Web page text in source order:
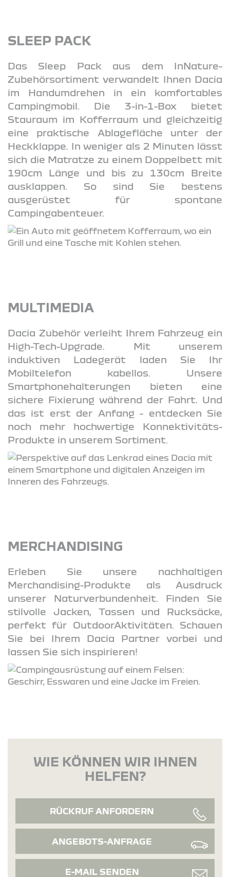
SLEEP PACK
Das Sleep Pack aus dem InNature-
Zubehörsortiment verwandelt Ihnen Dacia
im Handumdrehen in ein komfortables
Campingmobil. Die 3-in-1-Box bietet
Stauraum im Kofferraum und gleichzeitig
eine praktische Ablagefläche unter der
Heckklappe. In weniger als 2 Minuten lässt
sich die Matratze zu einem Doppelbett mit
190cm Länge und bis zu 130cm Breite
ausklappen. So sind Sie bestens
ausgerüstet für spontane
Campingabenteuer.
MULTIMEDIA
Dacia Zubehör verleiht Ihrem Fahrzeug ein
High-Tech-Upgrade. Mit unserem
induktiven Ladegerät laden Sie Ihr
Mobiltelefon kabellos. Unsere
Smartphonehalterungen bieten eine
sichere Fixierung während der Fahrt. Und
das ist erst der Anfang - entdecken Sie
noch mehr hochwertige Konnektivitäts-
Produkte in unserem Sortiment.
MERCHANDISING
Erleben Sie unsere nachhaltigen
Merchandising-Produkte als Ausdruck
unserer Naturverbundenheit. Finden Sie
stilvolle Jacken, Tassen und Rucksäcke,
perfekt für OutdoorAktivitäten. Schauen
Sie bei Ihrem Dacia Partner vorbei und
lassen Sie sich inspirieren!
WIE KÖNNEN WIR IHNEN
HELFEN?
RÜCKRUF ANFORDERN
ANGEBOTS-ANFRAGE
E-MAIL SENDEN